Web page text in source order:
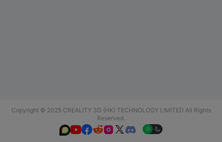
Copyright © 2025 CREALITY 3D (HK) TECHNOLOGY LIMITED All Rights
Reserved.
  